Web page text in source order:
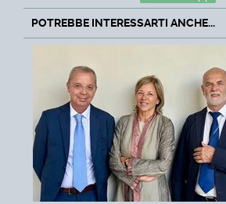
POTREBBE INTERESSARTI ANCHE...